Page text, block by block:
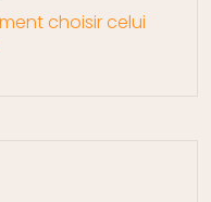
choisir celui